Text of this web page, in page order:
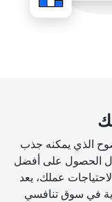
الذي يمكنه جذب
الحصول على أفضل
عملك، يعد
في سوق تنافسي